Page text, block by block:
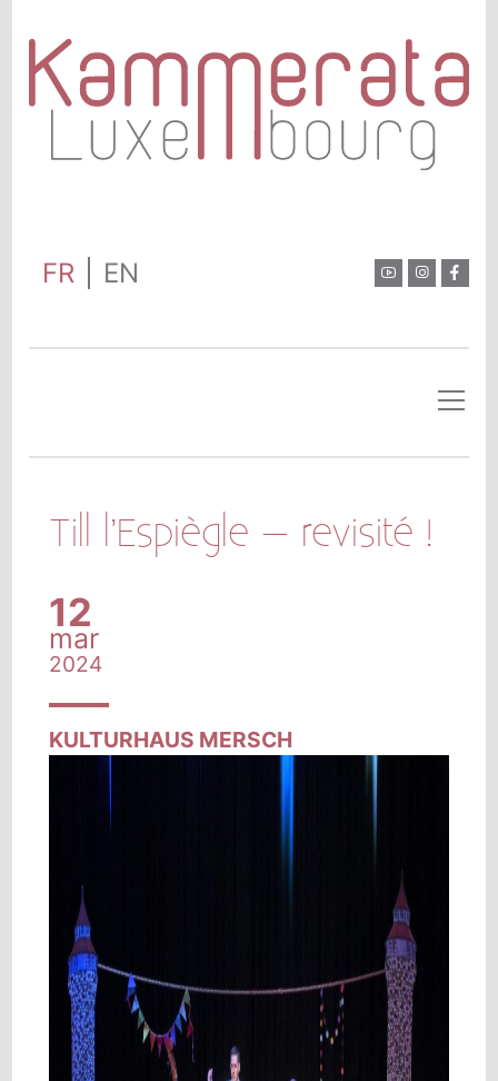
FR EN
Till l’Espiègle – revisité !
12
mar
2024
KULTURHAUS MERSCH